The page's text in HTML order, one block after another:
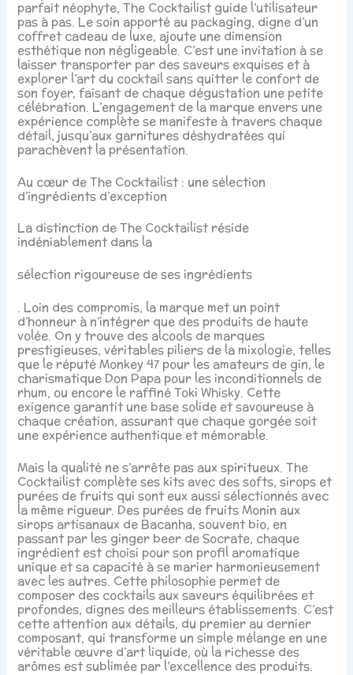
parfait néophyte, The Cocktailist guide l’utilisateur
pas à pas. Le soin apporté au packaging, digne d’un
coffret cadeau de luxe, ajoute une dimension
esthétique non négligeable. C’est une invitation à se
laisser transporter par des saveurs exquises et à
explorer l’art du cocktail sans quitter le confort de
son foyer, faisant de chaque dégustation une petite
célébration. L’engagement de la marque envers une
expérience complète se manifeste à travers chaque
détail, jusqu’aux garnitures déshydratées qui
parachèvent la présentation.
Au cœur de The Cocktailist : une sélection
d’ingrédients d’exception
La distinction de The Cocktailist réside
indéniablement dans la
sélection rigoureuse de ses ingrédients
. Loin des compromis, la marque met un point
d’honneur à n’intégrer que des produits de haute
volée. On y trouve des alcools de marques
prestigieuses, véritables piliers de la mixologie, telles
que le réputé Monkey 47 pour les amateurs de gin, le
charismatique Don Papa pour les inconditionnels de
rhum, ou encore le raffiné Toki Whisky. Cette
exigence garantit une base solide et savoureuse à
chaque création, assurant que chaque gorgée soit
une expérience authentique et mémorable.
Mais la qualité ne s’arrête pas aux spiritueux. The
Cocktailist complète ses kits avec des softs, sirops et
purées de fruits qui sont eux aussi sélectionnés avec
la même rigueur. Des purées de fruits Monin aux
sirops artisanaux de Bacanha, souvent bio, en
passant par les ginger beer de Socrate, chaque
ingrédient est choisi pour son profil aromatique
unique et sa capacité à se marier harmonieusement
avec les autres. Cette philosophie permet de
composer des cocktails aux saveurs équilibrées et
profondes, dignes des meilleurs établissements. C’est
cette attention aux détails, du premier au dernier
composant, qui transforme un simple mélange en une
véritable œuvre d’art liquide, où la richesse des
arômes est sublimée par l’excellence des produits.